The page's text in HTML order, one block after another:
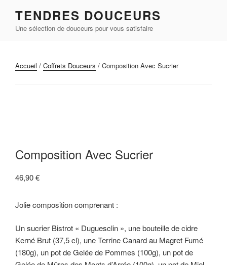
contenu
TENDRES DOUCEURS
Une sélection de douceurs pour vous satisfaire
Accueil / Coffrets Douceurs / Composition Avec Sucrier
Composition Avec Sucrier
46,90€
Jolie composition comprenant :
Un sucrier Bistrot « Duguesclin », une bouteille de cidre
Kerné Brut (37,5 cl), une Terrine Canard au Magret Fumé
(180g), un pot de Gelée de Pommes (100g), un pot de